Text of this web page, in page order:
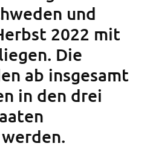
und
2022 mit
Die
ab insgesamt
in den drei